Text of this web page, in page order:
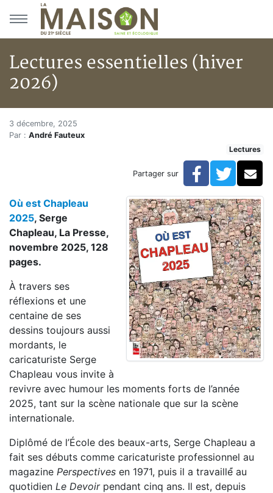
Aller au menu principal
Aller au contenu principal
Lectures essentielles (hiver
2026)
Accueil
Articles
Développement personnel
Lectures essentielles (hiver
3 décembre, 2025
Par : André Fauteux
Lectures
Partager sur Facebook
Où est Chapleau
2025, Serge
Chapleau, La Presse,
novembre 2025, 128
pages.
À travers ses
réflexions et une
centaine de ses
dessins toujours aussi
mordants, le
caricaturiste Serge
Chapleau vous invite à
revivre avec humour les moments forts de l’année
2025, tant sur la scène nationale que sur la scène
internationale.
Diplômé de l’École des beaux-arts, Serge Chapleau a
fait ses débuts comme caricaturiste professionnel au
magazine Perspectives en 1971, puis il a travaillé́ au
quotidien Le Devoir pendant cinq ans. Il est, depuis